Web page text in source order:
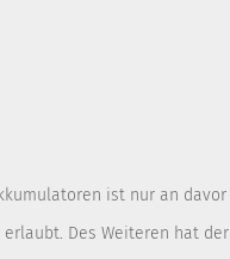
ist nur an davor
Des Weiteren hat der